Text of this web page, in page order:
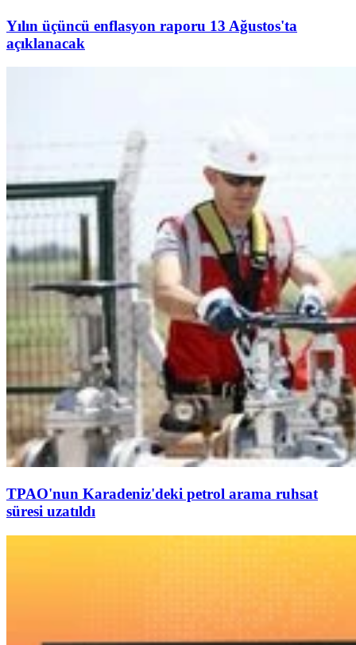
Yılın üçüncü enflasyon raporu 13 Ağustos'ta
açıklanacak
TPAO'nun Karadeniz'deki petrol arama ruhsat
süresi uzatıldı